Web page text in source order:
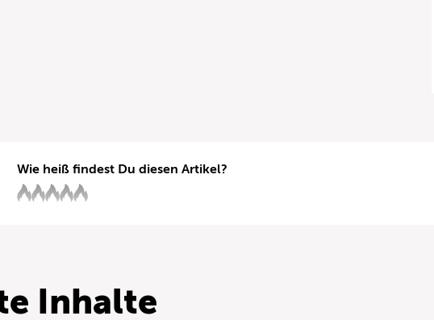
Wie heiß findest Du diesen Artikel?
Inhalte